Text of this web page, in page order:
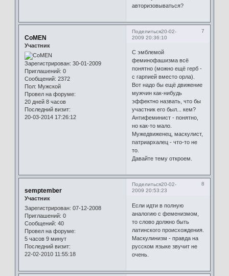
авторизовываться?
Поделиться 7
20-02-
2009 20:36:10
CoMEN
Участник
Зарегистрирован: 30-01-2009
Приглашений: 0
Сообщений: 2372
Пол: Мужской
Провел на форуме:
20 дней 8 часов
Последний визит:
20-03-2014 17:26:12
С эмблемой
феминофашизма всё
понятно (можно ещё герб -
с гарпией вместо орла).
Вот надо бы ещё движение
мужчин как-нибудь
эффектно назвать, что бы
участник его был... кем?
Антифеминист - понятно,
но как-то мало.
Мужедвиженец, маскулист,
патриархалец - что-то не
то.
Давайте тему откроем.
Поделиться 8
20-02-
2009 20:53:23
semptember
Участник
Зарегистрирован: 07-12-2008
Приглашений: 0
Сообщений: 40
Провел на форуме:
5 часов 9 минут
Последний визит:
22-02-2010 11:55:18
Если идти в полную
аналогию с феменизмом,
то слово должно быть
латинского происхождения.
Маскулинизм - правда на
русском языке звучит не
очень.